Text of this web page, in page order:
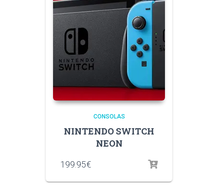
CONSOLAS
NINTENDO SWITCH
NEON
199.95€